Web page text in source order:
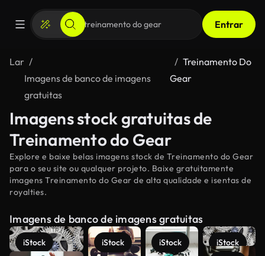
Entrar
Lar
Imagens de banco de imagens
gratuitas
Treinamento Do
Gear
Imagens stock gratuitas de
Treinamento do Gear
Explore e baixe belas imagens stock de Treinamento do Gear
para o seu site ou qualquer projeto. Baixe gratuitamente
imagens Treinamento do Gear de alta qualidade e isentas de
royalties.
Imagens de banco de imagens gratuitas
iStock iStock iStock
iStock